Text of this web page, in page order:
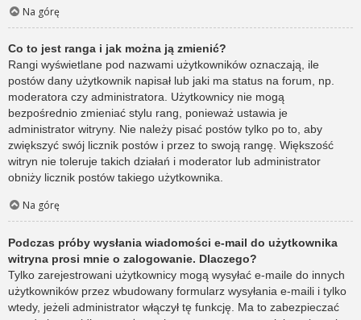
Na górę
Co to jest ranga i jak można ją zmienić?
Rangi wyświetlane pod nazwami użytkowników oznaczają, ile
postów dany użytkownik napisał lub jaki ma status na forum, np.
moderatora czy administratora. Użytkownicy nie mogą
bezpośrednio zmieniać stylu rang, ponieważ ustawia je
administrator witryny. Nie należy pisać postów tylko po to, aby
zwiększyć swój licznik postów i przez to swoją rangę. Większość
witryn nie toleruje takich działań i moderator lub administrator
obniży licznik postów takiego użytkownika.
Na górę
Podczas próby wysłania wiadomości e-mail do użytkownika
witryna prosi mnie o zalogowanie. Dlaczego?
Tylko zarejestrowani użytkownicy mogą wysyłać e-maile do innych
użytkowników przez wbudowany formularz wysyłania e-maili i tylko
wtedy, jeżeli administrator włączył tę funkcję. Ma to zabezpieczać